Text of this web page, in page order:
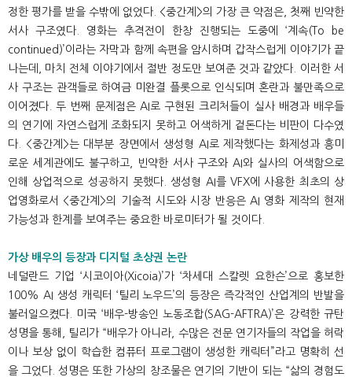
정한 평가를 받을 수밖에 없었다. <중간계>의 가장 큰 약점은, 첫째 빈약한
서사 구조였다. 영화는 추격전이 한창 진행되는 도중에 ‘계속(To be
continued)’이라는 자막과 함께 속편을 암시하며 갑작스럽게 이야기가 끝
나는데, 마치 전체 이야기에서 절반 정도만 보여준 것과 같았다. 이러한 서
사 구조는 관객들로 하여금 미완결 플롯으로 인식되며 혼란과 불만족으로
이어졌다. 두 번째 문제점은 AI로 구현된 크리처들이 실사 배경과 배우들
의 연기에 자연스럽게 조화되지 못하고 어색하게 겉돈다는 비판이 다수였
다. <중간계>는 대부분 장면에서 생성형 AI로 제작했다는 화제성과 흥미
로운 세계관에도 불구하고, 빈약한 서사 구조와 AI와 실사의 어색함으로
인해 상업적으로 성공하지 못했다. 생성형 AI를 VFX에 사용한 최초의 상
업영화로서 <중간계>의 기술적 시도와 시장 반응은 AI 영화 제작의 현재
가능성과 한계를 보여주는 중요한 바로미터가 될 것이다.
가상 배우의 등장과 디지털 초상권 논란
네덜란드 기업 ‘시코이아(Xicoia)’가 ‘차세대 스칼렛 요한슨’으로 홍보한
100% AI 생성 캐릭터 ‘틸리 노우드’의 등장은 즉각적인 산업계의 반발을
불러일으켰다. 미국 ‘배우-방송인 노동조합(SAG-AFTRA)’은 강력한 규탄
성명을 통해, 틸리가 “배우가 아니라, 수많은 전문 연기자들의 작업을 허락
이나 보상 없이 학습한 컴퓨터 프로그램이 생성한 캐릭터”라고 명확히 선
을 그었다. 성명은 또한 가상의 창조물은 연기의 기반이 되는 “삶의 경험도